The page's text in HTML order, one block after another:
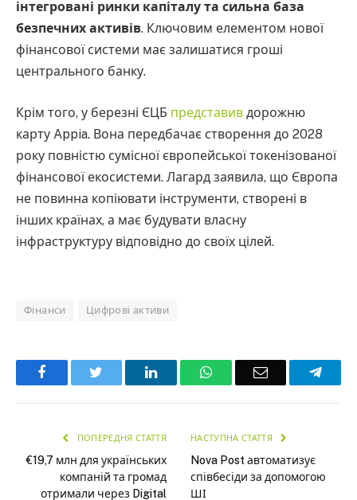
інтегровані ринки капіталу та сильна база
безпечних активів. Ключовим елементом нової
фінансової системи має залишатися гроші
центрального банку.
Крім того, у березні ЄЦБ представив дорожню
карту Appia. Вона передбачає створення до 2028
року повністю сумісної європейської токенізованої
фінансової екосистеми. Лагард заявила, що Європа
не повинна копіювати інструменти, створені в
інших країнах, а має будувати власну
інфраструктуру відповідно до своїх цілей.
Фінанси Цифрові активи
Facebook LinkedInWhatsAppEmail
ПОПЕРЕДНЯ СТАТТЯ
€19,7 млн для українських
компаній та громад
отримали через Digital
НАСТУПНА СТАТТЯ
Nova Post автоматизує
співбесіди за допомогою
ШІ